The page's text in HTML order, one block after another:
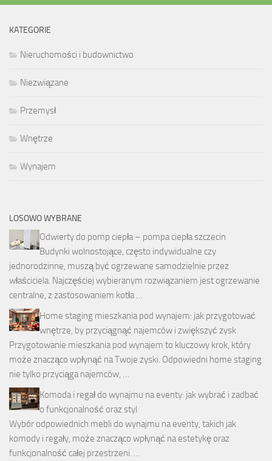
KATEGORIE
Nieruchomości i budownictwo
Niezwiązane
Przemysł
Wnętrze
Wynajem
LOSOWO WYBRANE
Odwierty do pomp ciepła – pompa ciepła szczecin
Budynki wolnostojące, często indywidualne czy
jednorodzinne, muszą być ogrzewane samodzielnie przez
właściciela. Najczęściej wybieranym rozwiązaniem jest ogrzewanie
centralne, z zastosowaniem kotła …
Home staging mieszkania pod wynajem: jak przygotować
wnętrze, by przyciągnąć najemców i zwiększyć zysk
Przygotowanie mieszkania pod wynajem to kluczowy krok, który
może znacząco wpłynąć na Twoje zyski. Odpowiedni home staging
nie tylko przyciąga najemców, …
Komoda i regał do wynajmu na eventy: jak wybrać i zadbać
o funkcjonalność oraz styl
Wybór odpowiednich mebli do wynajmu na eventy, takich jak
komody i regały, może znacząco wpłynąć na estetykę oraz
funkcjonalność całej przestrzeni. …